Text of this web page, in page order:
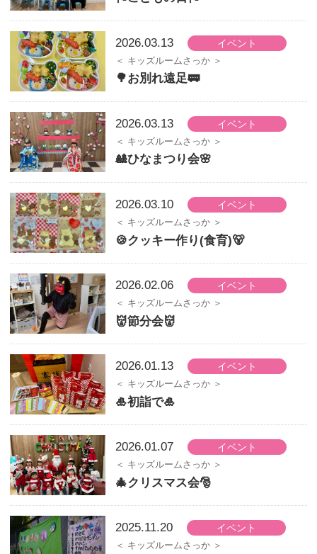
2026.03.13 イベント
キッズルームさっか
🌳お別れ遠足🚃
2026.03.13 イベント
キッズルームさっか
🎎ひなまつり会🌸
2026.03.10 イベント
キッズルームさっか
🍪クッキー作り(食育)🐻
2026.02.06 イベント
キッズルームさっか
👹節分会👹
2026.01.13 イベント
キッズルームさっか
🎍初詣で🎍
2026.01.07 イベント
キッズルームさっか
🎄クリスマス会🎅
2025.11.20 イベント
キッズルームさっか